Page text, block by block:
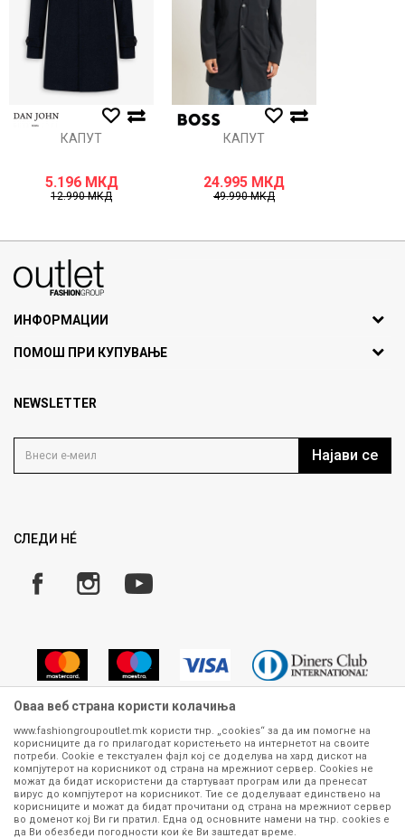
КАПУТ
5.196 МКД
12.990МКД
КАПУТ
24.995 МКД
49.990МКД
ИНФОРМАЦИИ
За нас
Продавница
Кариера
ПОМОШ ПРИ КУПУВАЊЕ
Политика на приватност
Како да купите
Замена и рефундација на производи
Плаќање
NEWSLETTER
Најави се
СЛЕДИ НÉ
Сите информации околу производите кои се изложени на нашата
онлајн продавница се стремиме да бидат конкретни, точни и прецизни,
меѓутоа не можеме да гарантираме дека се без ниту една грешка или
пак дека сите производи во моментот се достапни на залиха.
Фотографиите се најверодостојниот приказ на производот. Доколку
дојде до потреба за замена на производ или рефундација, процедурата
Оваа веб страна користи колачиња
www.fashiongroupoutlet.mk користи тнр. „cookies“ за да им помогне на
корисниците да го прилагодат користењето на интернетот на своите
потреби. Cookie е текстуален фајл кој се доделува на хард дискот на
компјутерот на корисникот од страна на мрежниот сервер. Cookies не
можат да бидат искористени да стартуваат програм или да пренесат
вирус до компјутерот на корисникот. Тие се доделуваат единствено на
корисниците и можат да бидат прочитани од страна на мрежниот сервер
во доменот кој Ви ги пратил. Една од основните намени на тнр. сookies е
да Ви обезбеди погодности кои ќе Ви заштедат време.